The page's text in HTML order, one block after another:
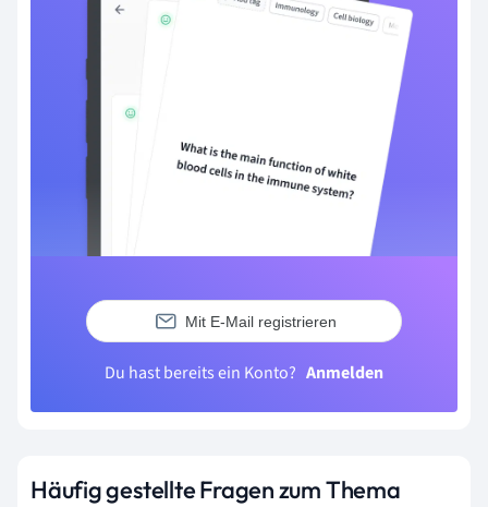
Mit E-Mail registrieren
Du hast bereits ein Konto? Anmelden
Häufig gestellte Fragen zum Thema